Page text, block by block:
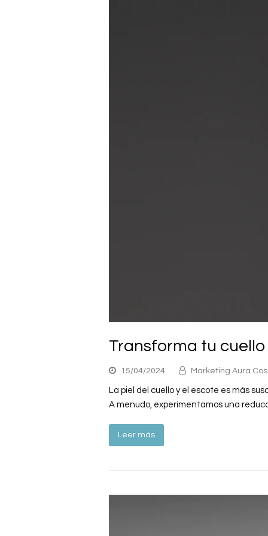
Transforma tu
15/04/2024 Marketing Aura
La piel del cuello y el escote es más
A menudo, experimentamos una
Leer más